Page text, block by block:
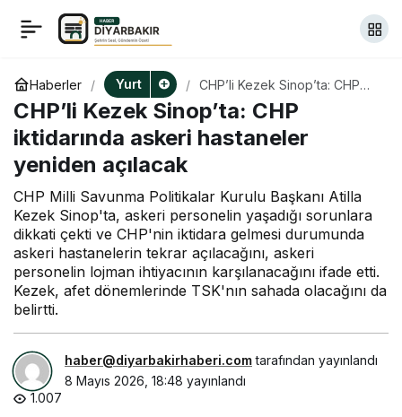
Haberler Yurt
CHP’li Kezek Sinop’ta: CHP
iktidarında askeri hastaneler
yeniden açılacak
CHP’li Kezek Sinop’ta: CHP
iktidarında askeri hastaneler
yeniden açılacak
CHP Milli Savunma Politikalar Kurulu Başkanı Atilla
Kezek Sinop'ta, askeri personelin yaşadığı sorunlara
dikkati çekti ve CHP'nin iktidara gelmesi durumunda
askeri hastanelerin tekrar açılacağını, askeri
personelin lojman ihtiyacının karşılanacağını ifade etti.
Kezek, afet dönemlerinde TSK'nın sahada olacağını da
belirtti.
haber@diyarbakirhaberi.comtarafından yayınlandı
8 Mayıs 2026, 18:48 yayınlandı
1.007
CHP’li İlgezdi’ye
Yozgat’ta esnaftan
şikayet: Bu memleketin
niye fabrikası yok?
Paylaş